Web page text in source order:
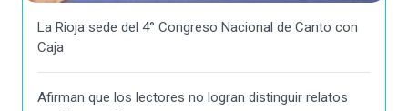
La Rioja sede del 4° Congreso Nacional de Canto con
Caja
Afirman que los lectores no logran distinguir relatos